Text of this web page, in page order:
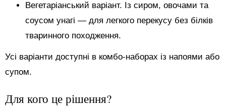
Вегетаріанський варіант. Із сиром, овочами та
соусом унагі — для легкого перекусу без білків
тваринного походження.
Усі варіанти доступні в комбо-наборах із напоями або
супом.
Для кого це рішення?